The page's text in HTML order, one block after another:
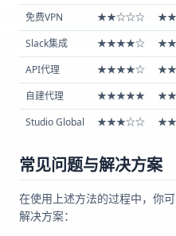
免费VPN
★★☆☆☆
Slack集成
★★★★☆
API代理
★★★★☆
自建代理
★★★★★
Studio Global
★★★☆☆
常见问题与解决方案
在使用上述方法的过程中，你
解决方案：